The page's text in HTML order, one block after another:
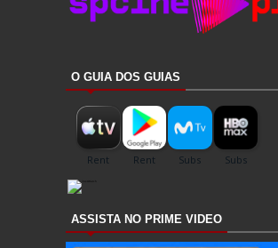
O GUIA DOS GUIAS
ASSISTA NO PRIME VIDEO